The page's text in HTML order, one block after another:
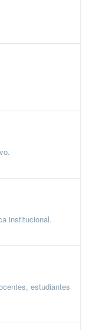
institucional.
estudiantes